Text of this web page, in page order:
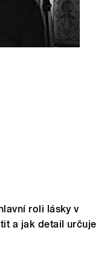
roli lásky v
a jak detail určuje